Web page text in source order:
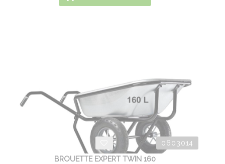
0603014
BROUETTE EXPERT TWIN 160